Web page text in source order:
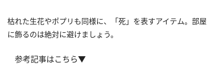
枯れた生花やポプリも同様に、「死」を表すアイテム。部屋
に飾るのは絶対に避けましょう。
参考記事はこちら▼